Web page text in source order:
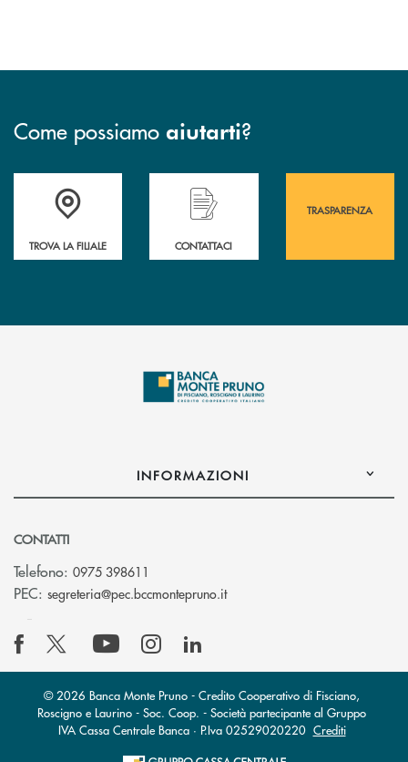
Come possiamo aiutarti?
Accedi all' elenco completo&nbsp; delle&nbsp; filiali&nbsp; di Banca
TROVA LA FILIALE
Hai bisogno di assistenza immediata?
CONTATTACI
TRASPARENZA
INFORMAZIONI
CONTATTI
Telefono: 0975 398611
PEC: segreteria@pec.bccmontepruno.it(si apre l’app di posta
© 2026 Banca Monte Pruno - Credito Cooperativo di Fisciano,
Roscigno e Laurino - Soc. Coop. - Società partecipante al Gruppo
IVA Cassa Centrale Banca · P.Iva 02529020220 Crediti